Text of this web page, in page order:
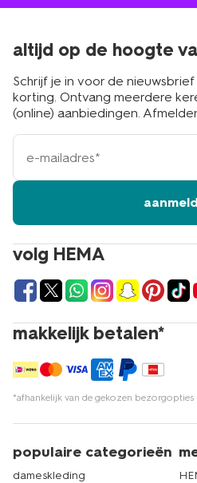
volg HEMA
makkelijk betalen*
*afhankelijk van de gekozen bezorgopties
altijd op de hoogte
Schrijf je in voor de nieuwsbrief
korting. Ontvang meerdere
(online) aanbiedingen.
e-
mailadres
populaire categorieën
dameskleding